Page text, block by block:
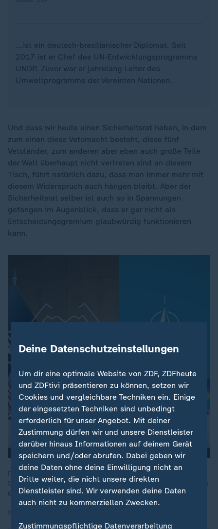
...ist ein deutsch-brasilianischer Diplomat. Seit
2017 ist er Chef des UN-Entwicklungsprogramms
UNDP. Zuvor war er jahrelang Leiter des
Umweltprogramms der Vereinten Nationen.
Und dass wir heute einen Sicherheitsrat haben, in dem
zum einen diese Vetomacht besteht, diese fünf
Vetoländer, zum anderen aber eben auch große Teile
der Welt überhaupt nicht vertreten sind an diesem
Tisch, führt natürlich dazu, dass man immer mehr mit
diesem Widerspruch auch hängen bleibt. Aber der
Sicherheitsrat selber ist auch so in Spannungen
gefangen im Augenblick, dass er gar nicht als
Entscheidungsgremium glaubwürdig funktionieren
kann.
Die Nato: ein politisches und militärisches Bündnis aus 32
Staaten. Wie sich die Aufgaben und die Größe des Bündnisses
geändert haben.
Deine Datenschutzeinstellungen
Um dir eine optimale Website von ZDF, ZDFheute
und ZDFtivi präsentieren zu können, setzen wir
Cookies und vergleichbare Techniken ein. Einige
der eingesetzten Techniken sind unbedingt
erforderlich für unser Angebot. Mit deiner
Zustimmung dürfen wir und unsere Dienstleister
darüber hinaus Informationen auf deinem Gerät
speichern und/oder abrufen. Dabei geben wir
deine Daten ohne deine Einwilligung nicht an
Dritte weiter, die nicht unsere direkten
Dienstleister sind. Wir verwenden deine Daten
auch nicht zu kommerziellen Zwecken.
Zustimmungspflichtige Datenverarbeitung